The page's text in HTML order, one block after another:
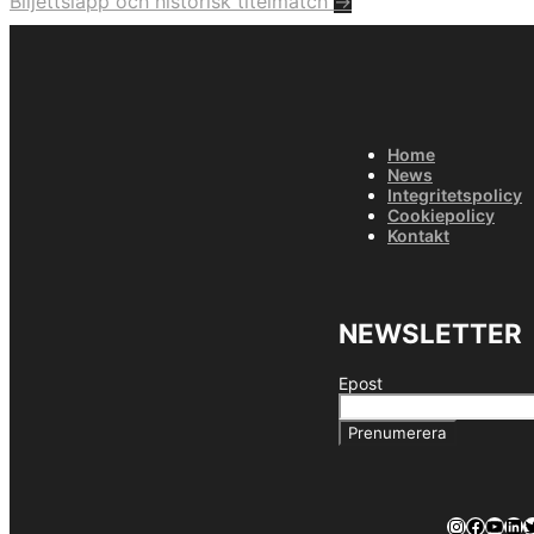
Home
News
Integritetspolicy
Cookiepolicy
Kontakt
NEWSLETTER
Epost
Prenumerera